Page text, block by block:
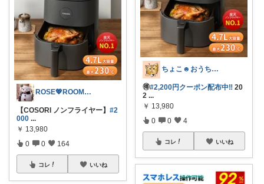
ROSE💖ROOM✨.｡.:*·°🌻
【COSORI ノンフライヤー】 #2
000 ...
￥ 13,980
0 0 164
コレ いいね
ちょこ☻おうち時間充実🏠アイテム
🉐#2,200円クーポン配布中‼️ 20
2 ...
￥ 13,980
0 0 4
コレ いいね